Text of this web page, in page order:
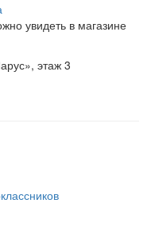
увидеть в магазине
этаж 3